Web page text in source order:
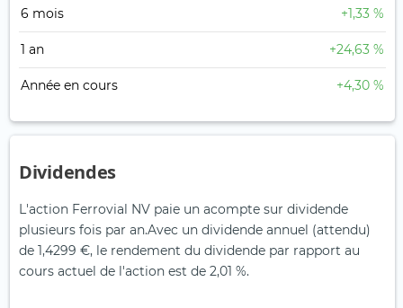
6 mois +1,33 %
1 an +24,63 %
Année en cours +4,30 %
Dividendes
L'action Ferrovial NV paie un acompte sur dividende
plusieurs fois par an.Avec un dividende annuel (attendu)
de 1,4299 €, le rendement du dividende par rapport au
cours actuel de l'action est de 2,01 %.